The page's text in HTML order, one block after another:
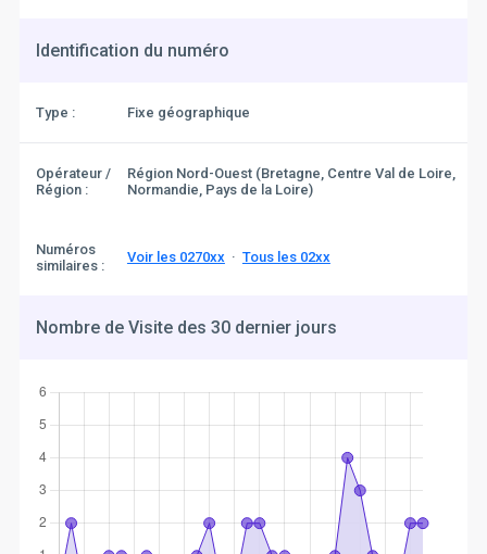
Identification du numéro
Type : Fixe géographique
Opérateur /
Région :
Région Nord-Ouest (Bretagne, Centre Val de Loire,
Normandie, Pays de la Loire)
Numéros
similaires :
Voir les 0270xx· Tous les 02xx
Nombre de Visite des 30 dernier jours